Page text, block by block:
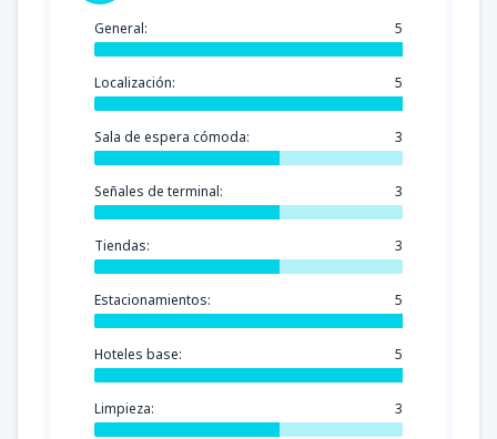
General: 5
Localización: 5
Sala de espera cómoda: 3
Señales de terminal: 3
Tiendas: 3
Estacionamientos: 5
Hoteles base: 5
Limpieza: 3